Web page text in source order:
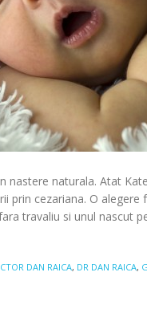
nastere naturala. Atat
prin cezariana. O
travaliu si unul nascut
DAN RAICA, DR DAN RAICA,